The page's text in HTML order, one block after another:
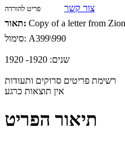
פריט להורדה
צור קשר
תאור:
סימול: A399\990
שנים: 1920- 1920
רשימת פריטים סרוקים ותעודות
אין תוצאות כרגע
תיאור הפריט